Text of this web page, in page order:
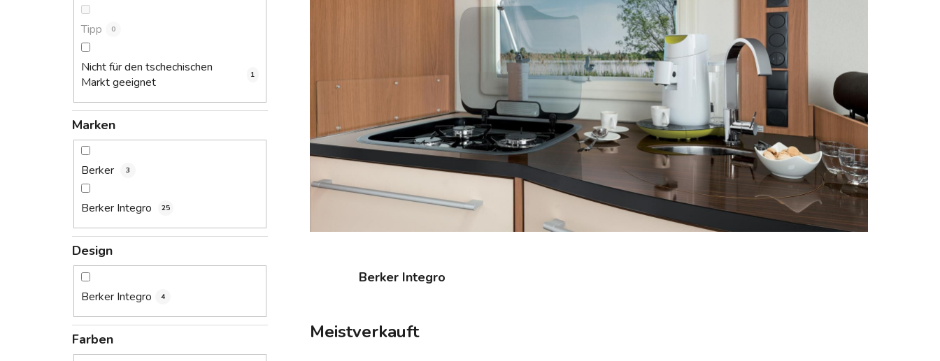
Tipp 0
Nicht für den tschechischen
Markt geeignet
1
Marken
Berker 3
Berker Integro 25
Design
Berker Integro 4
Farben
Berker Integro
Meistverkauft